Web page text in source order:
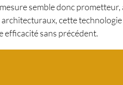
semble donc
cette
efficacité sans précédent.